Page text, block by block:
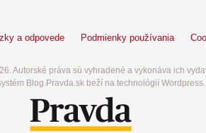
a odpovede Podmienky používania
Autorské práva sú vyhradené a vykonáva ich
Blog.Pravda.sk beží na technológií Wordpress.